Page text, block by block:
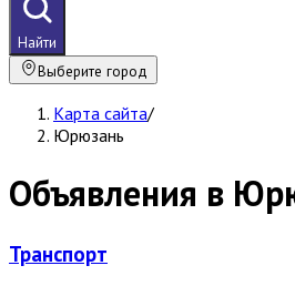
Найти
Выберите город
Карта сайта/
Юрюзань
Объявления в
Транспорт